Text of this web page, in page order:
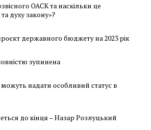
ОАСК та наскільки це
та духу закону»?
державного бюджету на 2023 рік
зупинена
можуть надати особливий статус в
до кінця – Назар Розлуцький